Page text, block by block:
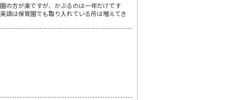
の方が楽ですが、かぶるのは一年だけです
語は保育園でも取り入れている所は増えてき